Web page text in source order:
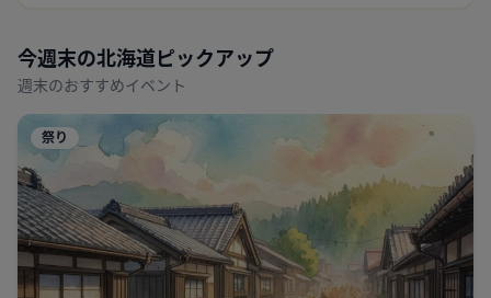
今週末の北海道 ピックアップ
週末のおすすめイベント
祭り